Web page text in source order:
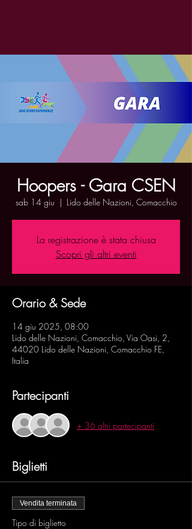
Hoopers - Gara CSEN
sab 14 giu
  |
Lido delle Nazioni, Comacchio
La registrazione è stata chiusa
Scopri gli altri eventi
Orario & Sede
14 giu 2025, 08:00
Lido delle Nazioni, Comacchio, Via Oasi, 2,
44020 Lido delle Nazioni, Comacchio FE,
Italia
Partecipanti
+ 36 altri partecipanti
Biglietti
Vendita terminata
Tipo di biglietto